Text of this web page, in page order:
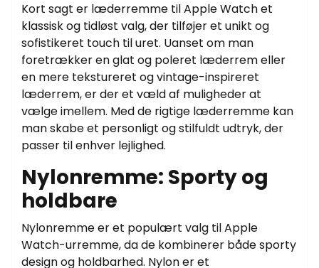
Kort sagt er læderremme til Apple Watch et
klassisk og tidløst valg, der tilføjer et unikt og
sofistikeret touch til uret. Uanset om man
foretrækker en glat og poleret læderrem eller
en mere tekstureret og vintage-inspireret
læderrem, er der et væld af muligheder at
vælge imellem. Med de rigtige læderremme kan
man skabe et personligt og stilfuldt udtryk, der
passer til enhver lejlighed.
Nylonremme: Sporty og
holdbare
Nylonremme er et populært valg til Apple
Watch-urremme, da de kombinerer både sporty
design og holdbarhed. Nylon er et